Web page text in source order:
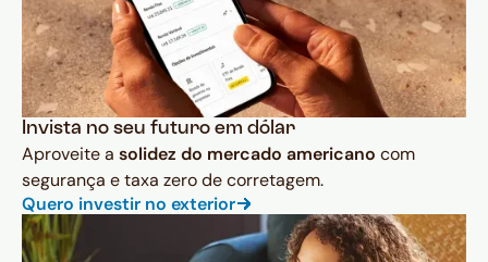
Invista no seu futuro em dólar
Aproveite a solidez do mercado americano com
segurança e taxa zero de corretagem.
Quero investir no exterior